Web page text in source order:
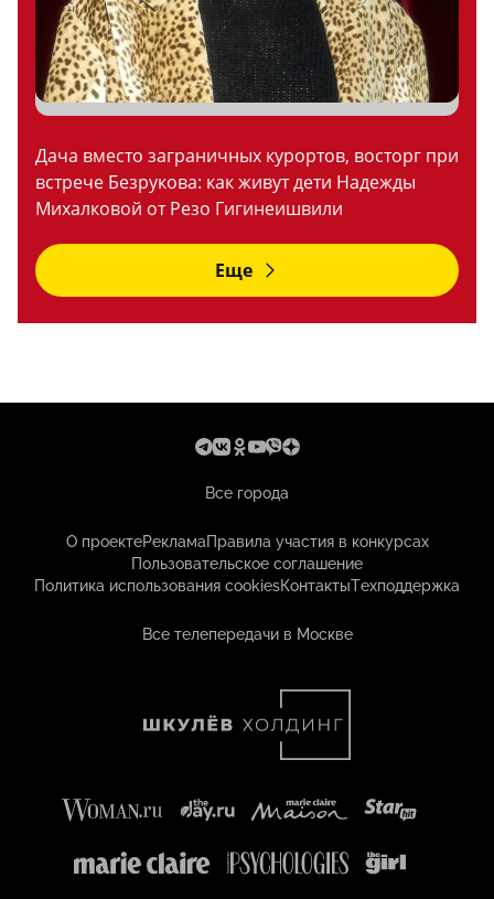
Дача вместо заграничных курортов, восторг при
встрече Безрукова: как живут дети Надежды
Михалковой от Резо Гигинеишвили
Еще
Все города
О проектеРекламаПравила участия в конкурсах
Пользовательское соглашение
Политика использования cookiesКонтактыТехподдержка
Все телепередачи в Москве